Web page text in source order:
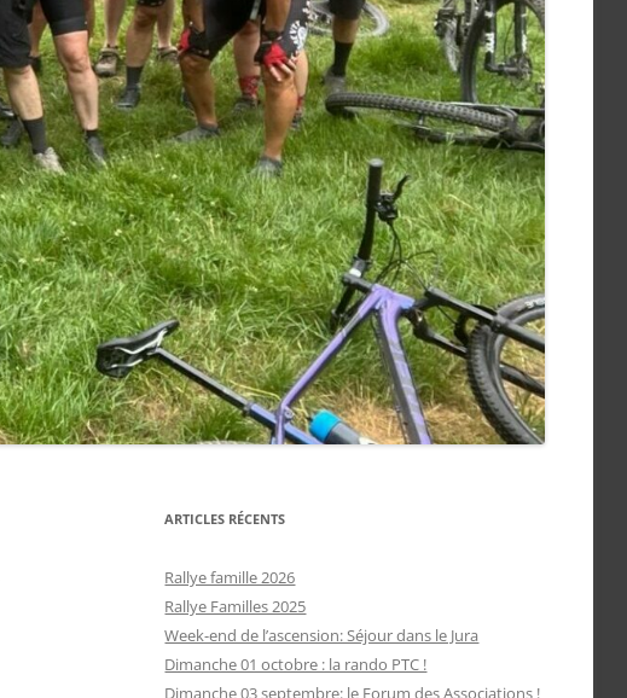
ARTICLES RÉCENTS
Rallye famille 2026
Rallye Familles 2025
Week-end de l’ascension: Séjour dans le Jura
Dimanche 01 octobre : la rando PTC !
Dimanche 03 septembre: le Forum des Associations !